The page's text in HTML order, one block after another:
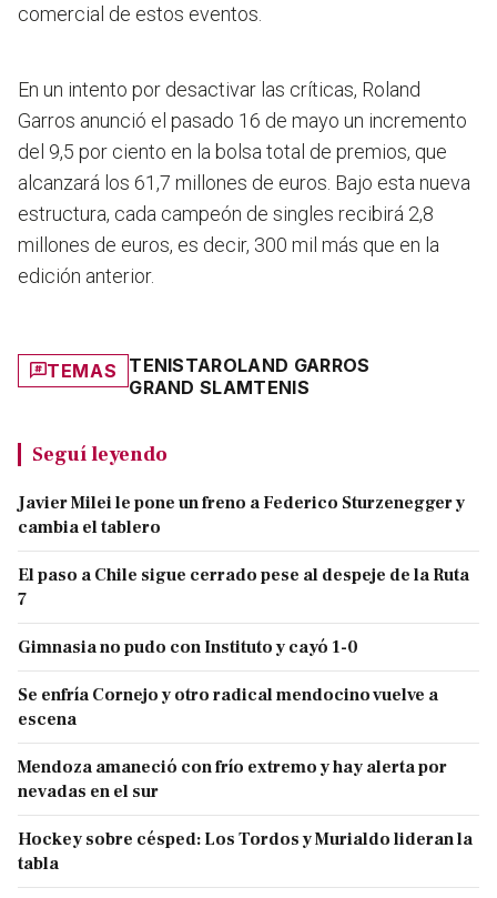
comercial de estos eventos.
En un intento por desactivar las críticas, Roland
Garros anunció el pasado 16 de mayo un incremento
del 9,5 por ciento en la bolsa total de premios, que
alcanzará los 61,7 millones de euros. Bajo esta nueva
estructura, cada campeón de singles recibirá 2,8
millones de euros, es decir, 300 mil más que en la
edición anterior.
TEMAS TENISTAROLAND GARROS
GRAND SLAMTENIS
Seguí leyendo
Javier Milei le pone un freno a Federico Sturzenegger y
cambia el tablero
El paso a Chile sigue cerrado pese al despeje de la Ruta
7
Gimnasia no pudo con Instituto y cayó 1-0
Se enfría Cornejo y otro radical mendocino vuelve a
escena
Mendoza amaneció con frío extremo y hay alerta por
nevadas en el sur
Hockey sobre césped: Los Tordos y Murialdo lideran la
tabla